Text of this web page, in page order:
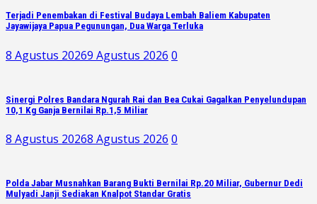
Terjadi Penembakan di Festival Budaya Lembah Baliem Kabupaten
Jayawijaya Papua Pegunungan, Dua Warga Terluka
8 Agustus 20269 Agustus 2026 0
Sinergi Polres Bandara Ngurah Rai dan Bea Cukai Gagalkan Penyelundupan
10,1 Kg Ganja Bernilai Rp.1,5 Miliar
8 Agustus 20268 Agustus 2026 0
Polda Jabar Musnahkan Barang Bukti Bernilai Rp.20 Miliar, Gubernur Dedi
Mulyadi Janji Sediakan Knalpot Standar Gratis